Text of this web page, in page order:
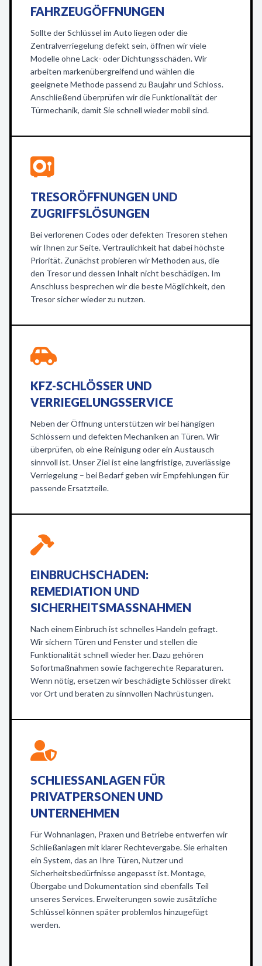
FAHRZEUGÖFFNUNGEN
Sollte der Schlüssel im Auto liegen oder die
Zentralverriegelung defekt sein, öffnen wir viele
Modelle ohne Lack- oder Dichtungsschäden. Wir
arbeiten markenübergreifend und wählen die
geeignete Methode passend zu Baujahr und Schloss.
Anschließend überprüfen wir die Funktionalität der
Türmechanik, damit Sie schnell wieder mobil sind.
TRESORÖFFNUNGEN UND
ZUGRIFFSLÖSUNGEN
Bei verlorenen Codes oder defekten Tresoren stehen
wir Ihnen zur Seite. Vertraulichkeit hat dabei höchste
Priorität. Zunächst probieren wir Methoden aus, die
den Tresor und dessen Inhalt nicht beschädigen. Im
Anschluss besprechen wir die beste Möglichkeit, den
Tresor sicher wieder zu nutzen.
KFZ-SCHLÖSSER UND
VERRIEGELUNGSSERVICE
Neben der Öffnung unterstützen wir bei hängigen
Schlössern und defekten Mechaniken an Türen. Wir
überprüfen, ob eine Reinigung oder ein Austausch
sinnvoll ist. Unser Ziel ist eine langfristige, zuverlässige
Verriegelung – bei Bedarf geben wir Empfehlungen für
passende Ersatzteile.
EINBRUCHSCHADEN:
REMEDIATION UND
SICHERHEITSMASSNAHMEN
Nach einem Einbruch ist schnelles Handeln gefragt.
Wir sichern Türen und Fenster und stellen die
Funktionalität schnell wieder her. Dazu gehören
Sofortmaßnahmen sowie fachgerechte Reparaturen.
Wenn nötig, ersetzen wir beschädigte Schlösser direkt
vor Ort und beraten zu sinnvollen Nachrüstungen.
SCHLIESSANLAGEN FÜR P
RIVATPERSONEN UND U
NTERNEHMEN
Für Wohnanlagen, Praxen und Betriebe entwerfen wir
Schließanlagen mit klarer Rechtevergabe. Sie erhalten
ein System, das an Ihre Türen, Nutzer und
Sicherheitsbedürfnisse angepasst ist. Montage,
Übergabe und Dokumentation sind ebenfalls Teil
unseres Services. Erweiterungen sowie zusätzliche
Schlüssel können später problemlos hinzugefügt
werden.